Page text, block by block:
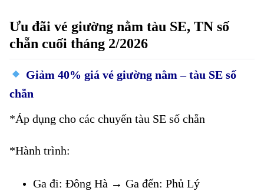
Ưu đãi vé giường nằm tàu SE, TN số
chẵn cuối tháng 2/2026
Giảm 40% giá vé giường nằm – tàu SE số
chẵn
*Áp dụng cho các chuyến tàu SE số chẵn
*Hành trình:
Ga đi: Đông Hà → Ga đến: Phủ Lý